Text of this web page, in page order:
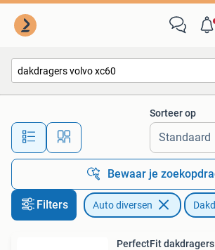
Alle afstanden…
Sorteer op
Bewaar je
Filters Auto diversen
PerfectFit